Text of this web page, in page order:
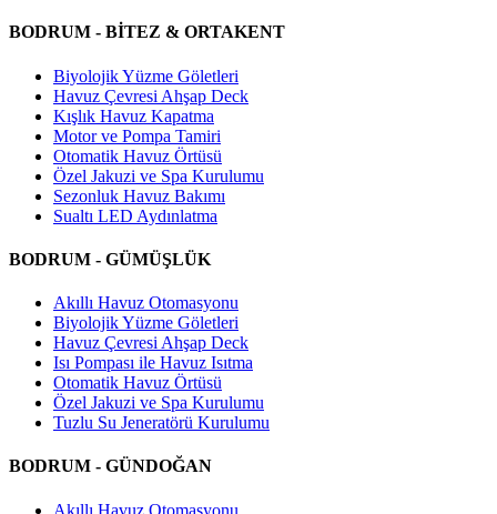
BODRUM - BİTEZ & ORTAKENT
Biyolojik Yüzme Göletleri
Havuz Çevresi Ahşap Deck
Kışlık Havuz Kapatma
Motor ve Pompa Tamiri
Otomatik Havuz Örtüsü
Özel Jakuzi ve Spa Kurulumu
Sezonluk Havuz Bakımı
Sualtı LED Aydınlatma
BODRUM - GÜMÜŞLÜK
Akıllı Havuz Otomasyonu
Biyolojik Yüzme Göletleri
Havuz Çevresi Ahşap Deck
Isı Pompası ile Havuz Isıtma
Otomatik Havuz Örtüsü
Özel Jakuzi ve Spa Kurulumu
Tuzlu Su Jeneratörü Kurulumu
BODRUM - GÜNDOĞAN
Akıllı Havuz Otomasyonu